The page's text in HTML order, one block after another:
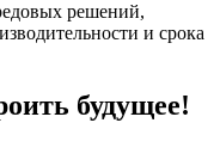
решений,
и срока
будущее!